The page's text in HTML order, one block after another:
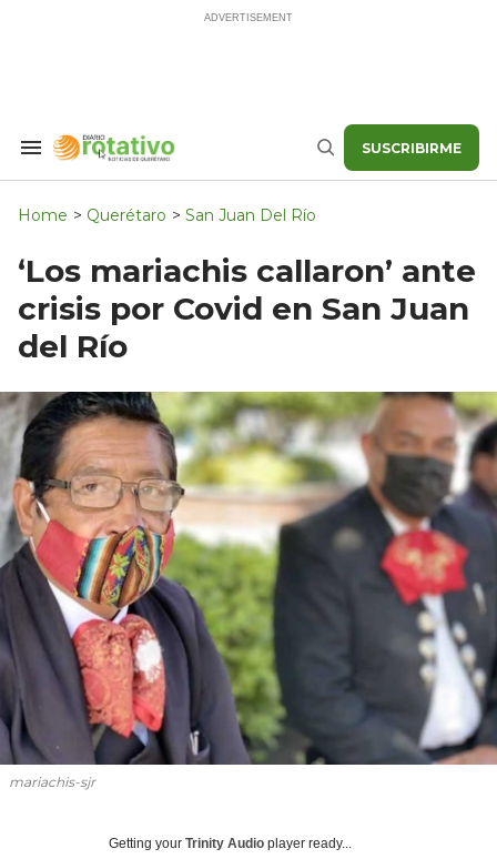
Search
Navigation
Buscar SUSCRIBIRME
Home > Querétaro > San Juan Del Río
‘Los mariachis callaron’ ante
crisis por Covid en San Juan
del Río
mariachis-sjr
Getting your Trinity Audio player ready...